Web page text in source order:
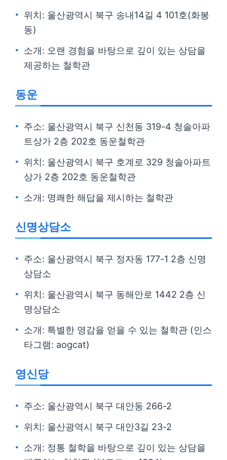
위치: 울산광역시 북구 송내14길 4 101호(화봉
동)
소개: 오랜 경험을 바탕으로 깊이 있는 상담을
제공하는 철학관
동운
주소: 울산광역시 북구 신천동 319-4 청솔아파
트상가 2층 202호 동운철학관
위치: 울산광역시 북구 호계로 329 청솔아파트
상가 2층 202호 동운철학관
소개: 명쾌한 해답을 제시하는 철학관
신명상담소
주소: 울산광역시 북구 정자동 177-1 2층 신명
상담소
위치: 울산광역시 북구 동해안로 1442 2층 신
명상담소
소개: 특별한 영감을 얻을 수 있는 철학관 (인스
타그램: aogcat)
영신당
주소: 울산광역시 북구 대안동 266-2
위치: 울산광역시 북구 대안3길 23-2
소개: 정통 철학을 바탕으로 깊이 있는 상담을